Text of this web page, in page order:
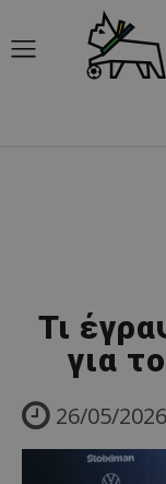
Τι
για
26/05/